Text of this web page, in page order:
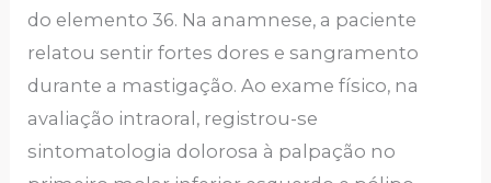
do elemento 36. Na anamnese, a paciente
relatou sentir fortes dores e sangramento
durante a mastigação. Ao exame físico, na
avaliação intraoral, registrou-se
sintomatologia dolorosa à palpação no